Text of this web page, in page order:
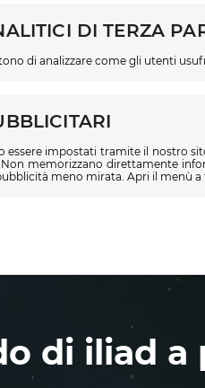
DI TERZA
di analizzare come gli utenti
essere impostati tramite il nostro
memorizzano direttamente
meno mirata. Apri il menù
di iliad